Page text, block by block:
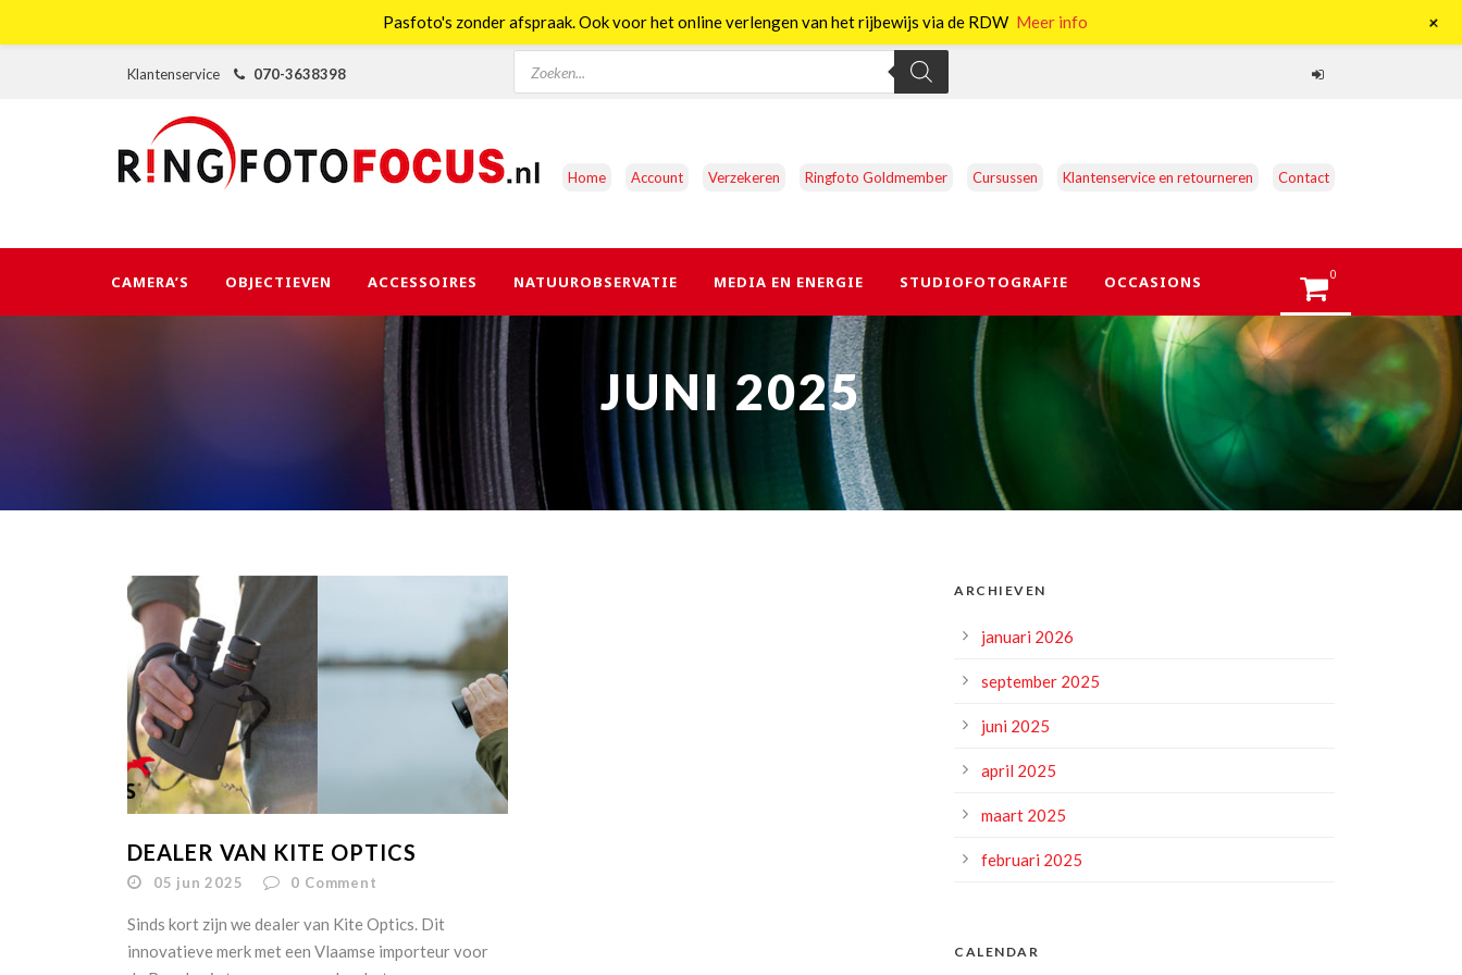
Klantenservice 070-3638398
Producten
zoeken
Home Account Verzekeren Ringfoto Goldmember Cursussen Klantenservice en retourneren Contact
CAMERA’S OBJECTIEVEN ACCESSOIRES NATUUROBSERVATIE MEDIA EN ENERGIE STUDIOFOTOGRAFIE OCCASIONS 0
JUNI 2025
DEALER VAN KITE OPTICS
05 jun 2025 0 Comment
Sinds kort zijn we dealer van Kite Optics. Dit
innovatieve merk met een Vlaamse importeur voor
ARCHIEVEN
januari 2026
september 2025
juni 2025
april 2025
maart 2025
februari 2025
CALENDAR
Pasfoto's zonder afspraak. Ook voor het online verlengen van het rijbewijs via de RDW Meer info +